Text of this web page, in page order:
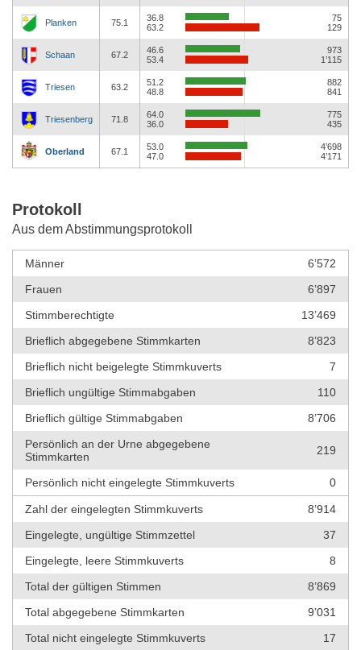
Planken 75.1
36.8
63.2
75
129
Schaan 67.2
46.6
53.4
973
1’115
Triesen 63.2
51.2
48.8
882
841
Triesenberg 71.8
64.0
36.0
775
435
Oberland 67.1
53.0
47.0
4’698
4’171
Protokoll
Aus dem Abstimmungsprotokoll
Männer
6’572
Frauen
6’897
Stimmberechtigte
13’469
Brieflich abgegebene Stimmkarten
8’823
Brieflich nicht beigelegte Stimmkuverts
7
Brieflich ungültige Stimmabgaben
110
Brieflich gültige Stimmabgaben
8’706
Persönlich an der Urne abgegebene
Stimmkarten
219
Persönlich nicht eingelegte Stimmkuverts 0
Zahl der eingelegten Stimmkuverts
8’914
Eingelegte, ungültige Stimmzettel
37
Eingelegte, leere Stimmkuverts
8
Total der gültigen Stimmen
8’869
Total abgegebene Stimmkarten
9’031
Total nicht eingelegte Stimmkuverts
17